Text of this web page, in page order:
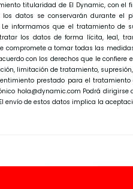
titularidad de El Dynamic, con el
datos se conservarán durante el
Le informamos que el tratamiento de
los datos de forma lícita, leal,
compromete a tomar todas las
con los derechos que le
limitación de tratamiento,
prestado para el
hola@dynamic.com Podrá
envío de estos datos implica la